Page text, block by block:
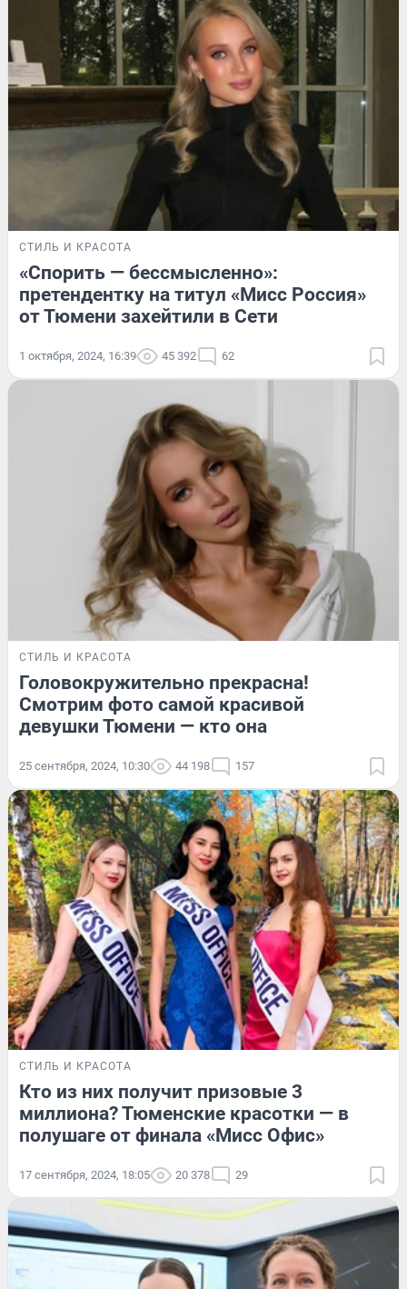
СТИЛЬ И КРАСОТА
«Спорить — бессмысленно»:
претендентку на титул «Мисс Россия»
от Тюмени захейтили в Сети
1 октября, 2024, 16:39 45 392 62
СТИЛЬ И КРАСОТА
Головокружительно прекрасна!
Смотрим фото самой красивой
девушки Тюмени — кто она
25 сентября, 2024, 10:30 44 198 157
СТИЛЬ И КРАСОТА
Кто из них получит призовые 3
миллиона? Тюменские красотки — в
полушаге от финала «Мисс Офис»
17 сентября, 2024, 18:05 20 378 29